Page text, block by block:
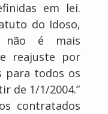
em lei.
do Idoso,
não é mais
reajuste por
para todos os
de 1/1/2004.”
contratados